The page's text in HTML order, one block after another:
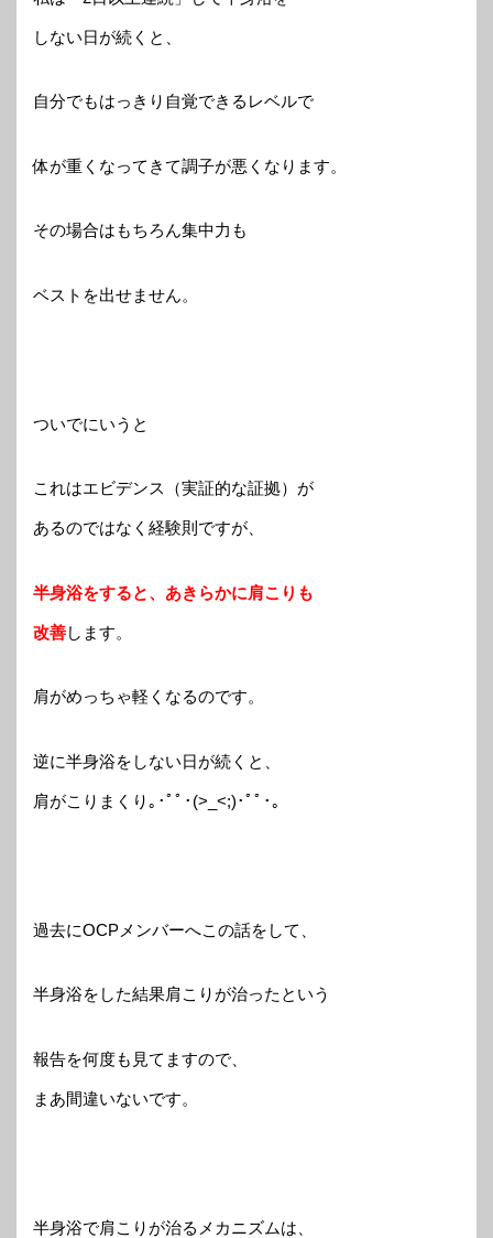
しない日が続くと、
自分でもはっきり自覚できるレベルで
体が重くなってきて調子が悪くなります。
その場合はもちろん集中力も
ベストを出せません。
ついでにいうと
これはエビデンス（実証的な証拠）が
あるのではなく経験則ですが、
半身浴をすると、あきらかに肩こりも
改善します。
肩がめっちゃ軽くなるのです。
逆に半身浴をしない日が続くと、
肩がこりまくり｡･ﾟﾟ･(>_<;)･ﾟﾟ･｡
過去にOCPメンバーへこの話をして、
半身浴をした結果肩こりが治ったという
報告を何度も見てますので、
まあ間違いないです。
半身浴で肩こりが治るメカニズムは、